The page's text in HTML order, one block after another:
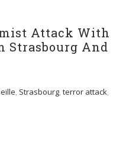
Attack With
Strasbourg And
, Strasbourg, terror attack,